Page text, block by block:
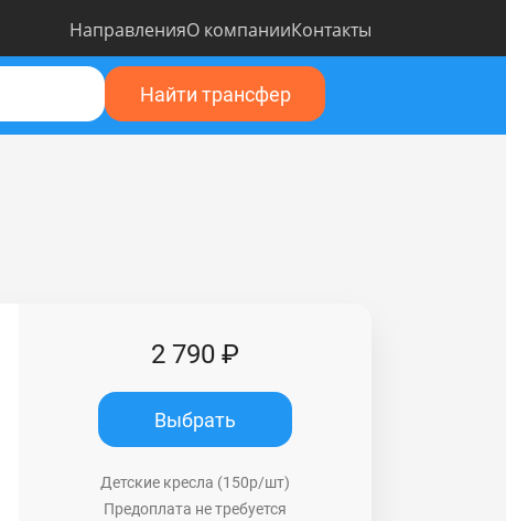
НаправленияО компанииКонтакты
Найти трансфер
2 790 ₽
Выбрать
Детские кресла (150р/шт)
Предоплата не требуется